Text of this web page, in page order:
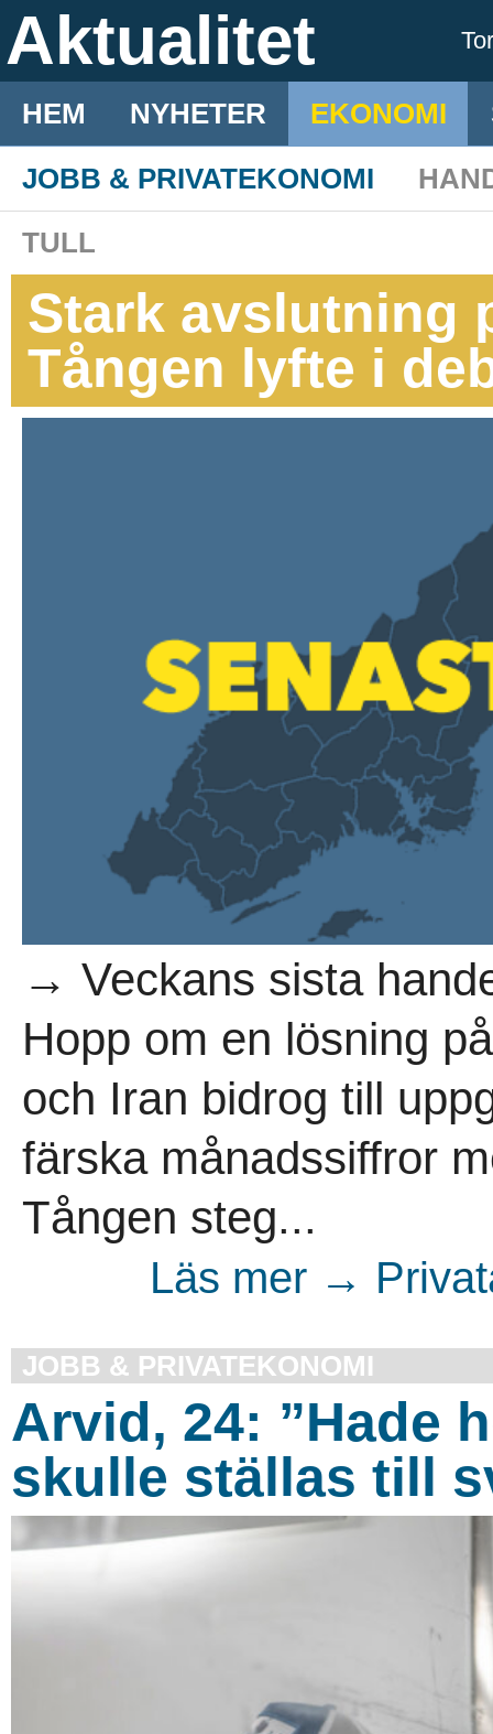
Aktualitet
HEM NYHETER EKONOMI
JOBB & PRIVATEKONOMI
TULL
Stark avslutning
Tången lyfte i
→ Veckans sista
Hopp om en lösning
och Iran bidrog till
färska månadssiffror
Tången steg...
Läs mer →
JOBB & PRIVATEKONOMI
Arvid, 24: ”Hade
skulle ställas till